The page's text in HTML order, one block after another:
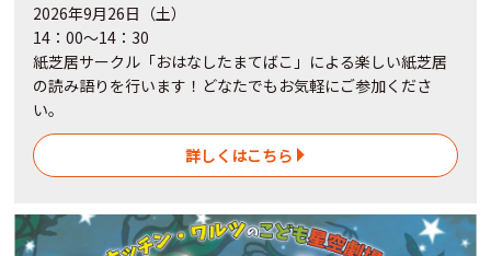
2026年9月26日（土）
14：00～14：30
紙芝居サークル「おはなしたまてばこ」による楽しい紙芝居
の読み語りを行います！どなたでもお気軽にご参加くださ
い。
詳しくはこちら